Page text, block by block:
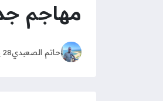
مهاجم
حاتم الصعيدي28 يونيو 2026 - 1:28ص